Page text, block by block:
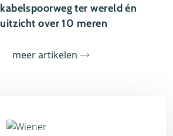
kabelspoorweg ter wereld én
uitzicht over 10 meren
meer artikelen